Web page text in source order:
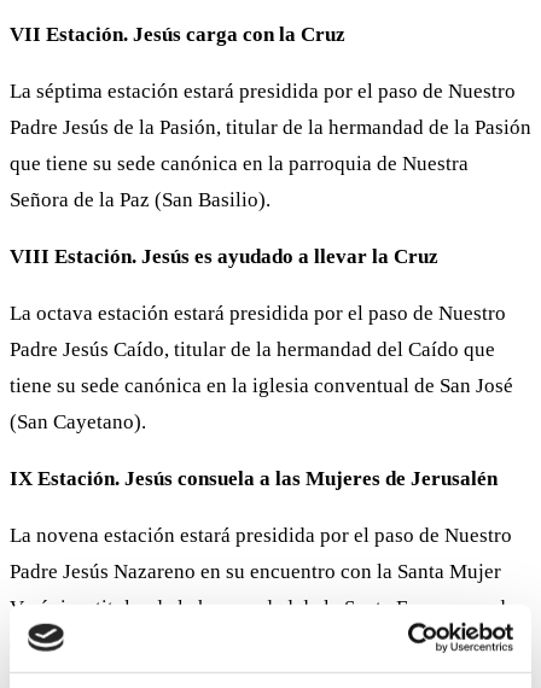
VII Estación. Jesús carga con la Cruz
La séptima estación estará presidida por el paso de Nuestro
Padre Jesús de la Pasión, titular de la hermandad de la Pasión
que tiene su sede canónica en la parroquia de Nuestra
Señora de la Paz (San Basilio).
VIII Estación. Jesús es ayudado a llevar la Cruz
La octava estación estará presidida por el paso de Nuestro
Padre Jesús Caído, titular de la hermandad del Caído que
tiene su sede canónica en la iglesia conventual de San José
(San Cayetano).
IX Estación. Jesús consuela a las Mujeres de Jerusalén
La novena estación estará presidida por el paso de Nuestro
Padre Jesús Nazareno en su encuentro con la Santa Mujer
Verónica, titular de la hermandad de la Santa Faz cuya sede
canónica está en la parroquia de San Juan y Todos los
Santos.